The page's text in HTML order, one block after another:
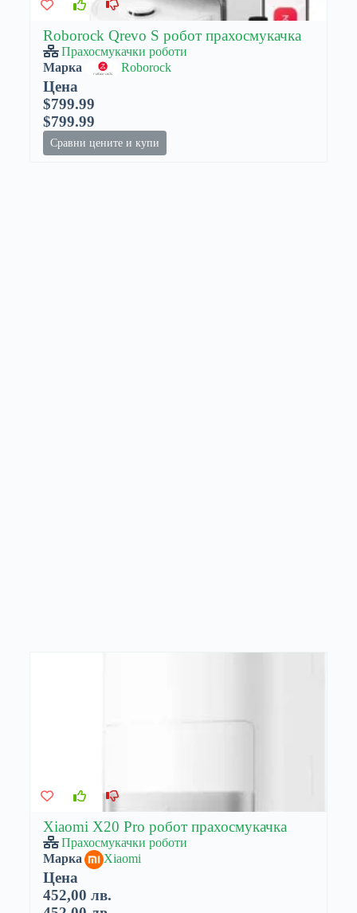
Roborock Qrevo S робот прахосмукачка
Прахосмукачки роботи
Марка
Roborock
Цена
$799.99
$799.99
Сравни цените и купи
Xiaomi X20 Pro робот прахосмукачка
Прахосмукачки роботи
Марка
Xiaomi
Цена
452,00 лв.